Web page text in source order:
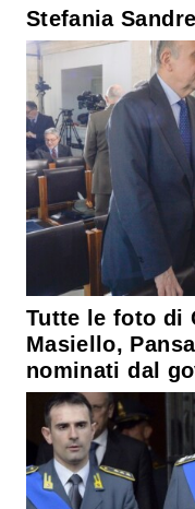
Stefania
Tutte le foto di
Masiello,
nominati dal